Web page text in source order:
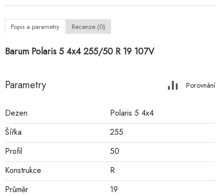
Popis a parametry Recenze (0)
Barum Polaris 5 4x4 255/50 R 19 107V
Parametry Porovnání
Dezen
Polaris 5 4x4
Šířka
255
Profil
50
Konstrukce
R
Průměr
19